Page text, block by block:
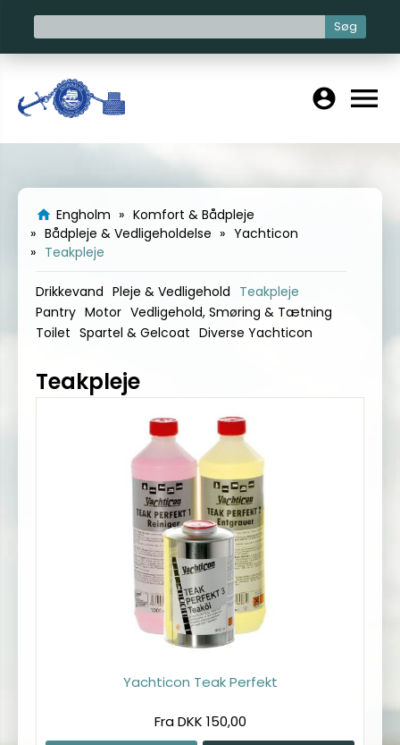
Søg
account_circle menu
home Engholm
Komfort & Bådpleje
Bådpleje & Vedligeholdelse
Yachticon
Teakpleje
Drikkevand Pleje & Vedligehold Teakpleje
Pantry Motor Vedligehold, Smøring & Tætning
Toilet Spartel & Gelcoat Diverse Yachticon
Teakpleje
Yachticon Teak Perfekt
Fra DKK 150,00